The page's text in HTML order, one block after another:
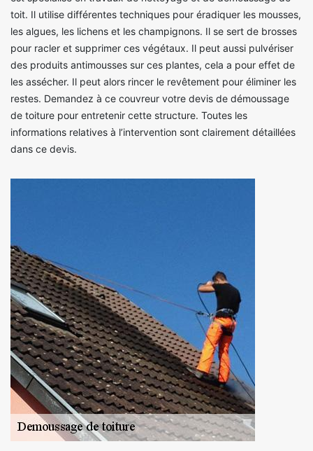
toit. Il utilise différentes techniques pour éradiquer les mousses,
les algues, les lichens et les champignons. Il se sert de brosses
pour racler et supprimer ces végétaux. Il peut aussi pulvériser
des produits antimousses sur ces plantes, cela a pour effet de
les assécher. Il peut alors rincer le revêtement pour éliminer les
restes. Demandez à ce couvreur votre devis de démoussage
de toiture pour entretenir cette structure. Toutes les
informations relatives à l’intervention sont clairement détaillées
dans ce devis.